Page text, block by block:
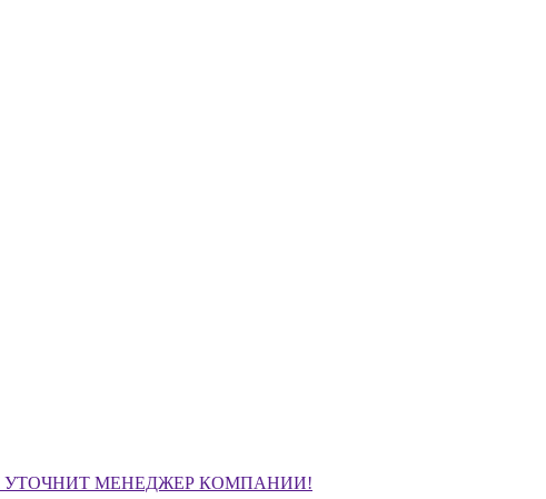
МЕНЕДЖЕР КОМПАНИИ!